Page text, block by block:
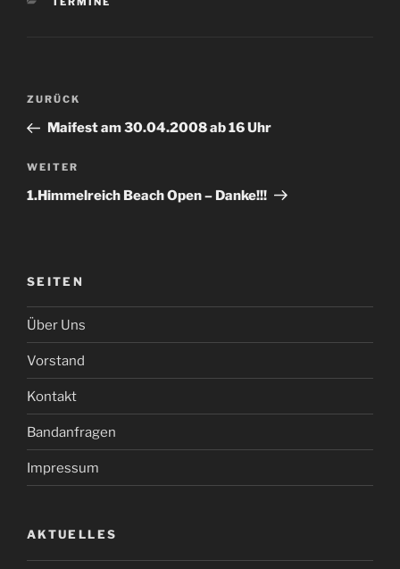
Beitragsnavigation
Vorheriger
Beitrag
ZURÜCK
Maifest am 30.04.2008 ab 16 Uhr
Nächster
Beitrag
WEITER
1.Himmelreich Beach Open – Danke!!!
SEITEN
Über Uns
Vorstand
Kontakt
Bandanfragen
Impressum
AKTUELLES